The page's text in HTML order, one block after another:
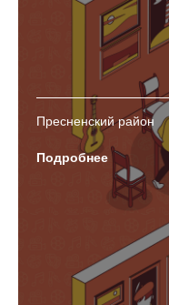
Пресненский район
Подробнее